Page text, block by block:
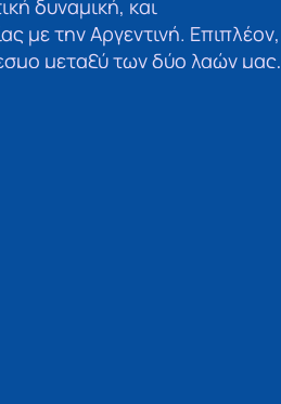
δυναμική, και
με την Αργεντινή. Επιπλέον,
μεταξύ των δύο λαών μας,